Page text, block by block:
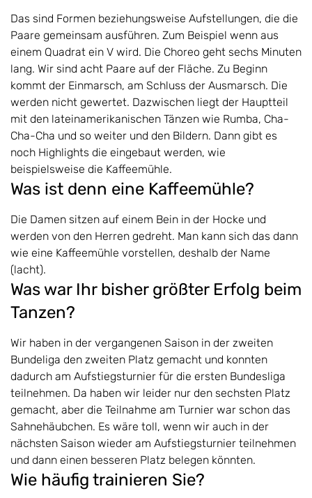
Das sind Formen beziehungsweise Aufstellungen, die die
Paare gemeinsam ausführen. Zum Beispiel wenn aus
einem Quadrat ein V wird. Die Choreo geht sechs Minuten
lang. Wir sind acht Paare auf der Fläche. Zu Beginn
kommt der Einmarsch, am Schluss der Ausmarsch. Die
werden nicht gewertet. Dazwischen liegt der Hauptteil
mit den lateinamerikanischen Tänzen wie Rumba, Cha-
Cha-Cha und so weiter und den Bildern. Dann gibt es
noch Highlights die eingebaut werden, wie
beispielsweise die Kaffeemühle.
Was ist denn eine Kaffeemühle?
Die Damen sitzen auf einem Bein in der Hocke und
werden von den Herren gedreht. Man kann sich das dann
wie eine Kaffeemühle vorstellen, deshalb der Name
(lacht).
Was war Ihr bisher größter Erfolg beim
Tanzen?
Wir haben in der vergangenen Saison in der zweiten
Bundeliga den zweiten Platz gemacht und konnten
dadurch am Aufstiegsturnier für die ersten Bundesliga
teilnehmen. Da haben wir leider nur den sechsten Platz
gemacht, aber die Teilnahme am Turnier war schon das
Sahnehäubchen. Es wäre toll, wenn wir auch in der
nächsten Saison wieder am Aufstiegsturnier teilnehmen
und dann einen besseren Platz belegen könnten.
Wie häufig trainieren Sie?